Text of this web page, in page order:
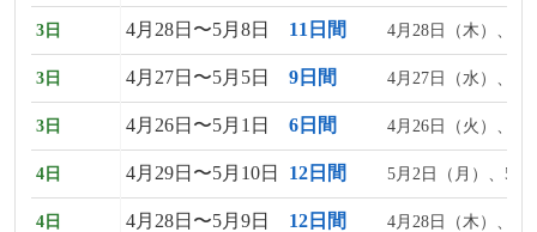
3日 4月28日〜5月8日 11日間 4月28日（木）、5
3日 4月27日〜5月5日 9日間 4月27日（水）、4
3日 4月26日〜5月1日 6日間 4月26日（火）、4
4日 4月29日〜5月10日 12日間 5月2日（月）、5月
4日 4月28日〜5月9日 12日間 4月28日（木）、5